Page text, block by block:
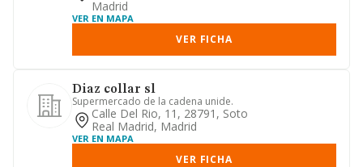
Madrid
VER EN MAPA
VER FICHA
Diaz collar sl
Supermercado de la cadena unide.
Calle Del Rio, 11, 28791, Soto
Real Madrid, Madrid
VER EN MAPA
VER FICHA